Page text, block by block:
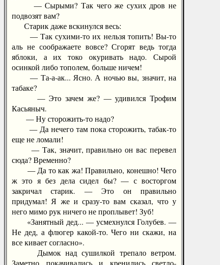
— Сырыми? Так чего же сухих дров не
подвозят вам?
Старик даже вскинулся весь:
— Так сухими-то их нельзя топить! Вы-то
аль не соображаете вовсе? Сгорят ведь тогда
яблоки, а их токо окуривать надо. Сырой
осинкой либо тополем, больше ничем!
— Та-а-ак... Ясно. А ночью вы, значит, на
табаке?
— Это зачем же? — удивился Трофим
Касьяныч.
— Ну сторожить-то надо?
— Да нечего там пока сторожить, табак-то
еще не ломали!
— Так, значит, правильно он вас перевел
сюда? Временно?
— Да то как жа! Правильно, конешно! Чего
ж это я без дела сидел бы? — с восторгом
закричал старик. — Это он правильно
придумал! Я же и сразу-то вам сказал, что у
него мимо рук ничего не проплывет! Зуб!
«Занятный дед... — усмехнулся Голубев. —
Не дед, а флюгер какой-то. Чего ни скажи, на
все кивает согласно».
Дымок над сушилкой трепало ветром.
Заметно покачивались и кренились светло-